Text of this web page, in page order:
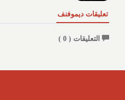
تعليقات ديموفنف
التعليقات (0
)